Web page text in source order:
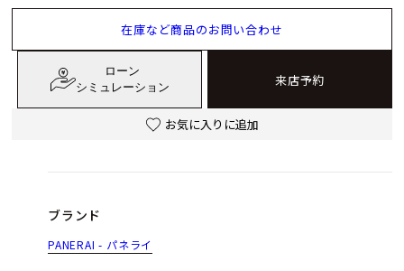
在庫など商品のお問い合わせ
ローン
シミュレーション
来店予約
お気に入りに追加
ブランド
PANERAI - パネライ